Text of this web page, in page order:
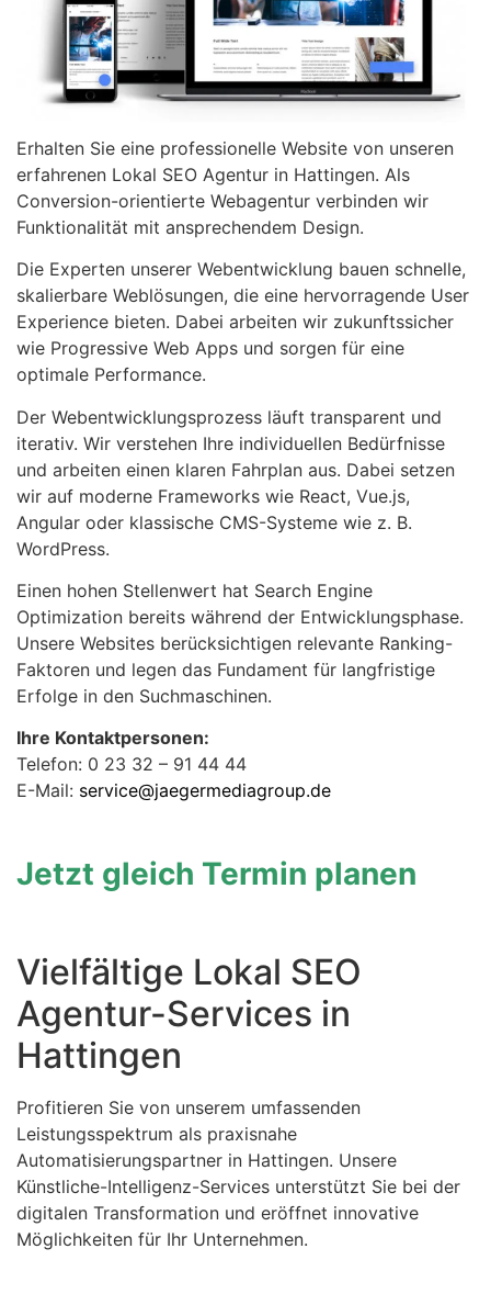
Erhalten Sie eine professionelle Website von unseren
erfahrenen Lokal SEO Agentur in Hattingen. Als
Conversion-orientierte Webagentur verbinden wir
Funktionalität mit ansprechendem Design.
Die Experten unserer Webentwicklung bauen schnelle,
skalierbare Weblösungen, die eine hervorragende User
Experience bieten. Dabei arbeiten wir zukunftssicher
wie Progressive Web Apps und sorgen für eine
optimale Performance.
Der Webentwicklungsprozess läuft transparent und
iterativ. Wir verstehen Ihre individuellen Bedürfnisse
und arbeiten einen klaren Fahrplan aus. Dabei setzen
wir auf moderne Frameworks wie React, Vue.js,
Angular oder klassische CMS-Systeme wie z. B.
WordPress.
Einen hohen Stellenwert hat Search Engine
Optimization bereits während der Entwicklungsphase.
Unsere Websites berücksichtigen relevante Ranking-
Faktoren und legen das Fundament für langfristige
Erfolge in den Suchmaschinen.
Ihre Kontaktpersonen:
Telefon: 0 23 32 – 91 44 44
E-Mail: service@jaegermediagroup.de
Jetzt gleich Termin planen
Vielfältige Lokal SEO
Agentur-Services in
Hattingen
Profitieren Sie von unserem umfassenden
Leistungsspektrum als praxisnahe
Automatisierungspartner in Hattingen. Unsere
Künstliche-Intelligenz-Services unterstützt Sie bei der
digitalen Transformation und eröffnet innovative
Möglichkeiten für Ihr Unternehmen.